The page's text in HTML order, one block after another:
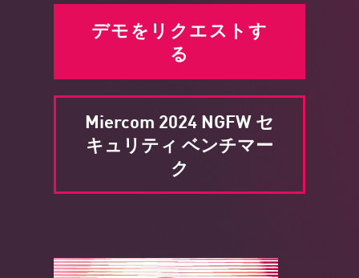
デモをリクエストす
る
Miercom 2024 NGFW セ
キュリティ ベンチマー
ク